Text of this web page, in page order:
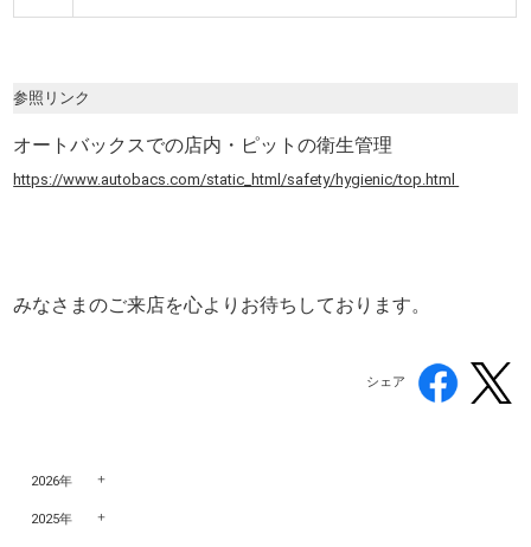
参照リンク
オートバックスでの店内・ピットの衛生管理
https://www.autobacs.com/static_html/safety/hygienic/top.html
みなさまのご来店を心よりお待ちしております。
シェア
2026年
2025年